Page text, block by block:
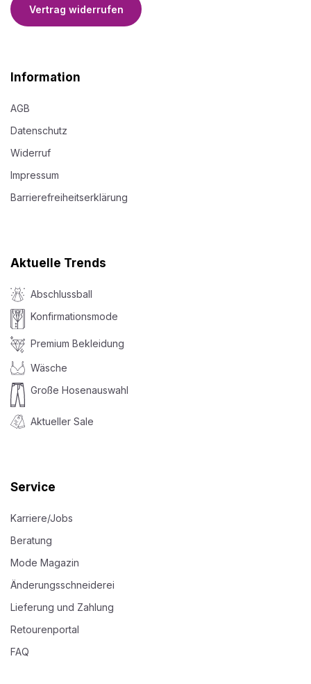
Vertrag widerrufen
Information
AGB
Datenschutz
Widerruf
Impressum
Barrierefreiheitserklärung
Aktuelle Trends
Abschlussball
Konfirmationsmode
Premium Bekleidung
Wäsche
Große Hosenauswahl
Aktueller Sale
Service
Karriere/Jobs
Beratung
Mode Magazin
Änderungsschneiderei
Lieferung und Zahlung
Retourenportal
FAQ